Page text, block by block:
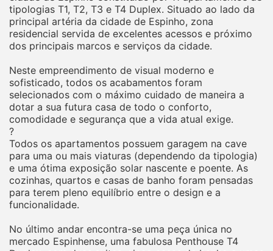
tipologias T1, T2, T3 e T4 Duplex. Situado ao lado da
principal artéria da cidade de Espinho, zona
residencial servida de excelentes acessos e próximo
dos principais marcos e serviços da cidade.
Neste empreendimento de visual moderno e
sofisticado, todos os acabamentos foram
selecionados com o máximo cuidado de maneira a
dotar a sua futura casa de todo o conforto,
comodidade e segurança que a vida atual exige.
?
Todos os apartamentos possuem garagem na cave
para uma ou mais viaturas (dependendo da tipologia)
e uma ótima exposição solar nascente e poente. As
cozinhas, quartos e casas de banho foram pensadas
para terem pleno equilíbrio entre o design e a
funcionalidade.
No último andar encontra-se uma peça única no
mercado Espinhense, uma fabulosa Penthouse T4